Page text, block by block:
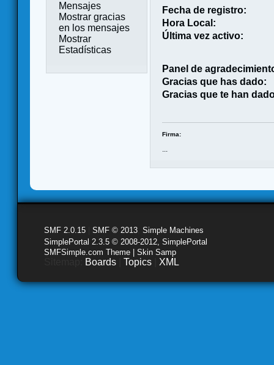
Mensajes
Mostrar gracias
en los mensajes
Mostrar
Estadísticas
Fecha de registro:
Hora Local:
Última vez activo:
Panel de
Gracias que has dado:
Gracias que te han
Firma:
SMF 2.0.15 SMF © 2013 Simple Machines
SimplePortal 2.3.5 © 2008-2012, SimplePortal
SMFSimple.com Theme | Skin Samp
Boards Topics XML